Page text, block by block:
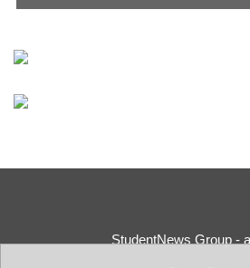
StudentNews Group -